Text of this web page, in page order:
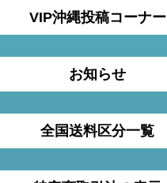
VIP沖縄投稿コーナー
お知らせ
全国送料区分一覧